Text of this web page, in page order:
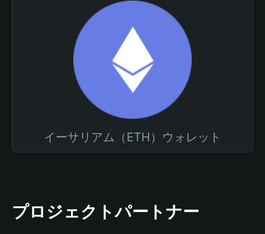
イーサリアム（ETH）ウォレット
プロジェクトパートナー